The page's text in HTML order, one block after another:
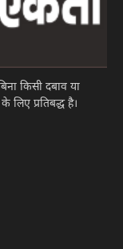
किसी दबाव या
प्रतिबद्ध है।